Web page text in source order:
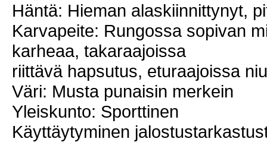
Häntä: Hieman alaskiinnittynyt,
Karvapeite: Rungossa sopivan
karheaa, takaraajoissa
riittävä hapsutus, eturaajoissa
Väri: Musta punaisin merkein
Yleiskunto: Sporttinen
Käyttäytyminen